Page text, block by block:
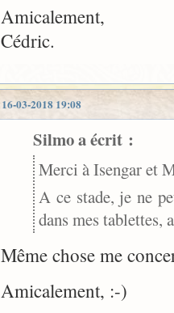
Amicalement,
Cédric.
16-03-2018 19:08
Silmo a écrit :
Merci à Isengar et
A ce stade, je ne
dans mes tablettes,
Même chose me
Amicalement, :-)